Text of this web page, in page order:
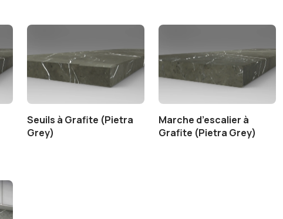
Seuils à Grafite (Pietra
Grey)
Marche d’escalier à
Grafite (Pietra Grey)